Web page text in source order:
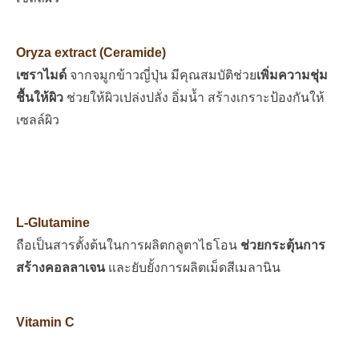
Oryza extract (Ceramide)
เซราไมด์ จากจมูกข้าวญี่ปุ่น มีคุณสมบัติช่วยเพิ่มความชุ่ม
ชื้นให้ผิวช่วยให้ผิวเปล่งปลั่ง อิ่มน้ำ สร้างเกราะป้องกันให้
เซลล์ผิว
L-Glutamine
ถือเป็นสารตั้งต้นในการผลิตกลูตาไธโอน ช่วยกระตุ้นการ
สร้างคอลลาเจนและยับยั้งการผลิตเม็ดสีเมลานิน
Vitamin C